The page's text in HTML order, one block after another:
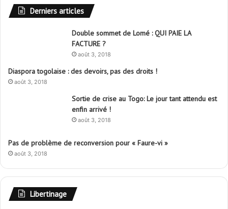
Derniers articles
Double sommet de Lomé : QUI PAIE LA
FACTURE ?
août 3, 2018
Diaspora togolaise : des devoirs, pas des droits !
août 3, 2018
Sortie de crise au Togo: Le jour tant attendu est
enfin arrivé !
août 3, 2018
Pas de problème de reconversion pour « Faure-vi »
août 3, 2018
Libertinage